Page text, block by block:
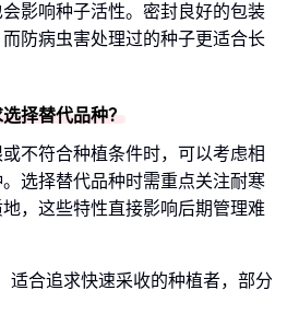
影响种子活性。密封良好的包装
防病虫害处理过的种子更适合长
择替代品种？
不符合种植条件时，可以考虑相
选择替代品种时需重点关注耐寒
，这些特性直接影响后期管理难
适合追求快速采收的种植者，部分